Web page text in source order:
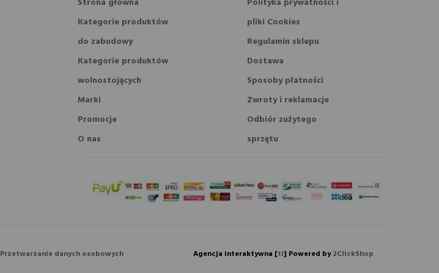
Kategorie produktów
do zabudowy
Kategorie produktów
wolnostojących
Marki
Promocje
O nas
pliki Cookies
Regulamin sklepu
Dostawa
Sposoby płatności
Zwroty i reklamacje
Odbiór zużytego
sprzętu
Agencja interaktywna [ti] Powered by2ClickShop
Przetwarzanie danych osobowych